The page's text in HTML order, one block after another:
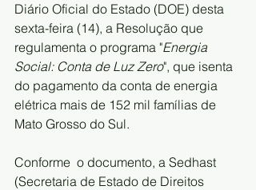
Diário Oficial do Estado (DOE) desta
sexta-feira (14), a Resolução que
regulamenta o programa "Energia
Social: Conta de Luz Zero", que isenta
do pagamento da conta de energia
elétrica mais de 152 mil famílias de
Mato Grosso do Sul.
Conforme  o documento, a Sedhast
(Secretaria de Estado de Direitos